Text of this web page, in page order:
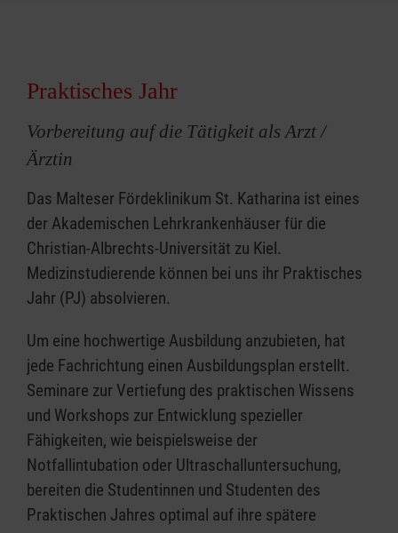
Praktisches Jahr
Vorbereitung auf die Tätigkeit als Arzt /
Ärztin
Das Malteser Fördeklinikum St. Katharina ist eines
der Akademischen Lehrkrankenhäuser für die
Christian-Albrechts-Universität zu Kiel.
Medizinstudierende können bei uns ihr Praktisches
Jahr (PJ) absolvieren.
Um eine hochwertige Ausbildung anzubieten, hat
jede Fachrichtung einen Ausbildungsplan erstellt.
Seminare zur Vertiefung des praktischen Wissens
und Workshops zur Entwicklung spezieller
Fähigkeiten, wie beispielsweise der
Notfallintubation oder Ultraschalluntersuchung,
bereiten die Studentinnen und Studenten des
Praktischen Jahres optimal auf ihre spätere